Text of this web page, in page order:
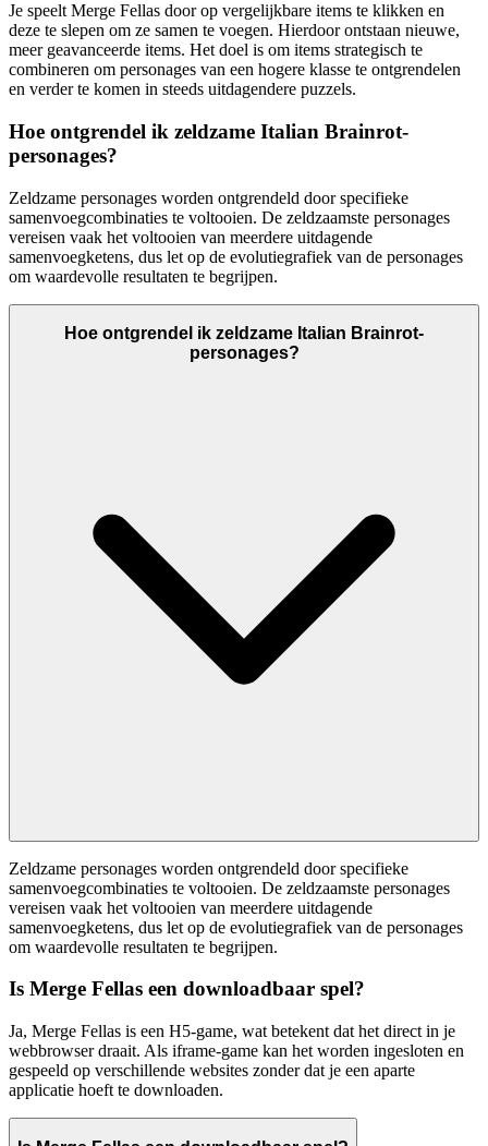
Je speelt Merge Fellas door op vergelijkbare items te klikken en
deze te slepen om ze samen te voegen. Hierdoor ontstaan nieuwe,
meer geavanceerde items. Het doel is om items strategisch te
combineren om personages van een hogere klasse te ontgrendelen
en verder te komen in steeds uitdagendere puzzels.
Hoe ontgrendel ik zeldzame Italian Brainrot-
personages?
Zeldzame personages worden ontgrendeld door specifieke
samenvoegcombinaties te voltooien. De zeldzaamste personages
vereisen vaak het voltooien van meerdere uitdagende
samenvoegketens, dus let op de evolutiegrafiek van de personages
om waardevolle resultaten te begrijpen.
Hoe ontgrendel ik zeldzame Italian Brainrot-
personages?
Zeldzame personages worden ontgrendeld door specifieke
samenvoegcombinaties te voltooien. De zeldzaamste personages
vereisen vaak het voltooien van meerdere uitdagende
samenvoegketens, dus let op de evolutiegrafiek van de personages
om waardevolle resultaten te begrijpen.
Is Merge Fellas een downloadbaar spel?
Ja, Merge Fellas is een H5-game, wat betekent dat het direct in je
webbrowser draait. Als iframe-game kan het worden ingesloten en
gespeeld op verschillende websites zonder dat je een aparte
applicatie hoeft te downloaden.